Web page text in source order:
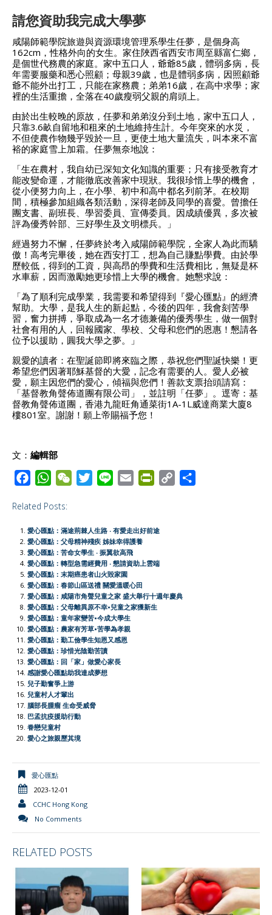
請您資助我完成大學夢
咸陽師範學院旅遊與資源環境管理系學生任夢，是個身高
162cm，性格外向的女生。家住陜西省西安市周至縣富仁鄉，
是個世代務農的家庭。家中五口人，爺爺85歲，體弱多病，長
年需要服藥和悉心照顧；母親39歲，也是體弱多病，因照顧爺
爺不能外出打工，只能在家務農；弟弟16歲，在高中求學；家
裡的生活重擔，全落在40歲瘦弱父親的肩頭上。
由於出生較晚的原故，任夢和弟弟沒分到土地，家中五口人，
只靠3.6畝自留地和租來的土地維持生計。今年突來的水災，
不但使農作物幾乎毀於一旦，更使土地大量流失，叫本來不富
裕的家庭雪上加霜。任夢無奈地說：
「生在農村，我自幼已深知文化知識的重要；只有接受教育才
能改變命運，才能徹底改善家中現狀。我很珍惜上學的機會，
從小便努力向上，在小學、初中和高中都名列前茅。在校期
間，積極參加組織各類活動，深得老師及同學的喜愛。曾擔任
團支書、副班長、學習委員、宣傳委員。因成績優異，多次被
評為優秀幹部、三好學生及文明標兵。」
經過努力不懈，任夢終於考入咸陽師範學院，全家人為此而驕
傲！高考完畢後，她在西安打工，想為自己賺點學費。由於學
歷較低，得到的工資，與高昂的學費和生活費相比，無疑是杯
水車薪，因而激勵她更珍惜上大學的機會。她懇求說：
「為了順利完成學業，我需要和希望得到『愛心匯點』的經濟
幫助。大學，是我人生的新起點，今後的四年，我會刻苦學
習，奮力拼搏，爭取成為一名才德兼備的優秀學生，做一個對
社會有用的人，回報國家、學校、父母和您們的恩惠！懇請各
位予以援助，圓我大學之夢。」
親愛的讀者：在聖誕節即將來臨之際，恭祝您們聖誕快樂！更
希望您們因著耶穌基督的大愛，記念有需要的人。愛人必被
愛，願主因您們的愛心，傾福與您們！善款支票抬頭請寫：
「基督教角聲佈道團有限公司」，並註明「任夢」。逕寄：基
督教角聲佈道團，香港九龍旺角通菜街1A-1L威達商業大廈8
樓801室。謝謝！願上帝賜福予您！
文： 編輯部
c
e
b
o
o
k
W
a
t
s
A
p
p
W
h
a
t
t
t
e
r
e
i
l
n
F
e
Related Posts:
愛心匯點：滿途荊棘人生路 ‧ 有愛走出好前途
愛心匯點：父母精神殘疾 姊妹幸得護養
愛心匯點：苦命女學生 ‧ 振翼欲高飛
愛心匯點：轉型急需經費用 ‧ 懇請資助上雲端
愛心匯點：末期癌患者山火毀家園
愛心匯點：春節山區送禮 關愛溫暖心田
愛心匯點：咸陽市角聲兒童之家 盛大舉行十週年慶典
愛心匯點：父母離異原不幸•兒童之家獲新生
愛心匯點：童年家變苦•今成大學生
愛心匯點：農家有芳草•苦學為孝親
愛心匯點：勤工儉學生知恩又感恩
愛心匯點：珍惜光陰勤苦讀
愛心匯點：回「家」做愛心家長
感謝愛心匯點助我達成夢想
兒子勤奮爭上游
兒童村人才輩出
腦部長腫瘤 生命受威脅
巴孟抗疫援助行動
眷戀兒童村
愛心之旅親歷其境
愛心匯點
2023-12-01
CCHC Hong Kong
No Comments
RELATED POSTS